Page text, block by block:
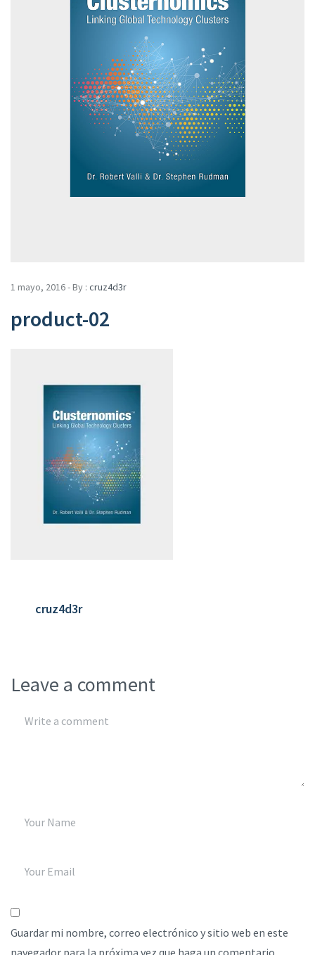
1 mayo, 2016 - By : cruz4d3r
product-02
cruz4d3r
Leave a comment
Guardar mi nombre, correo electrónico y sitio web en este
navegador para la próxima vez que haga un comentario.